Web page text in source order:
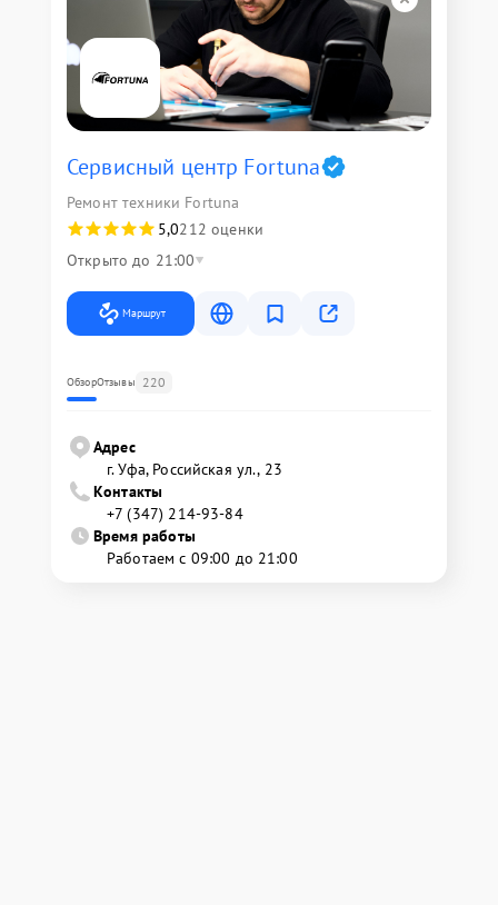
Сервисный центр Fortuna
Ремонт техники Fortuna
5,0212 оценки
Открыто до 21:00
Маршрут
ОбзорОтзывы 220
Адрес
г. Уфа, Российская ул., 23
Контакты
+7 (347) 214-93-84
Время работы
Работаем с 09:00 до 21:00